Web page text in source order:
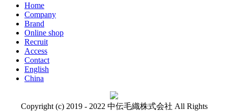
Home
Company
Brand
Online shop
Recruit
Access
Contact
English
China
Copyright (c) 2019 - 2022 中伝毛織株式会社 All Rights